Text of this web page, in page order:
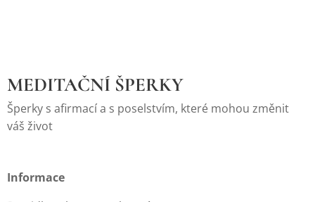
MEDITAČNÍ ŠPERKY
Šperky s afirmací a s poselstvím, které mohou změnit
váš život
Informace